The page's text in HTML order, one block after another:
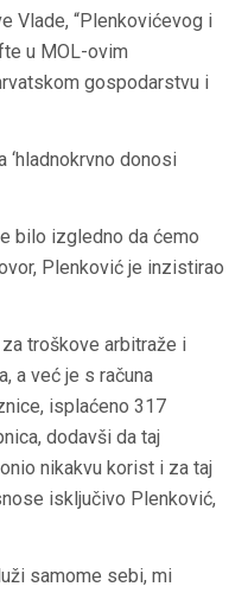
Vlade, “Plenkovićevog i
u MOL-ovim
gospodarstvu i
‘hladnokrvno donosi
bilo izgledno da ćemo
Plenković je inzistirao
troškove arbitraže i
a već je s računa
isplaćeno 317
dodavši da taj
nikakvu korist i za taj
isključivo Plenković,
samome sebi, mi